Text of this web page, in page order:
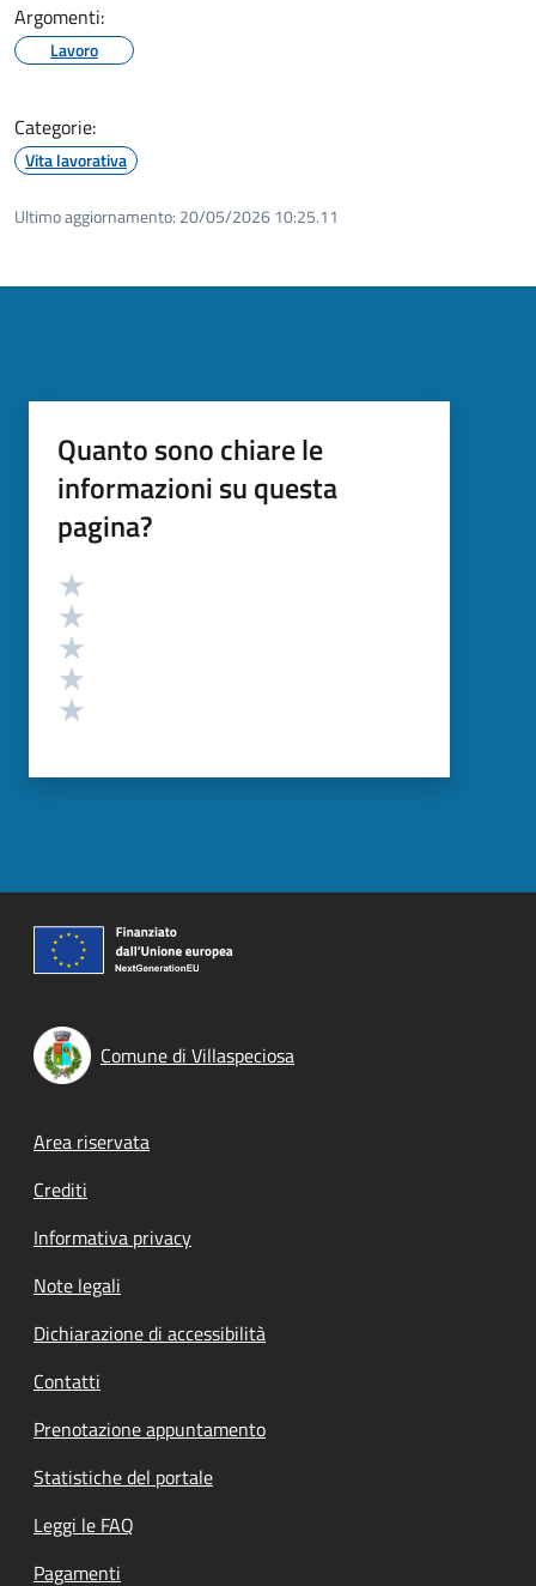
Argomenti:
Lavoro
Categorie:
Vita lavorativa
Ultimo aggiornamento: 20/05/2026 10:25.11
Quanto sono chiare le
informazioni su questa
pagina?
Valutazione
Comune di Villaspeciosa
Footer menu
Area riservata
Crediti
Informativa privacy
Note legali
Dichiarazione di accessibilità
Contatti
Prenotazione appuntamento
Statistiche del portale
Leggi le FAQ
Pagamenti